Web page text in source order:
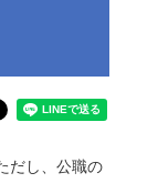
だし、公職の